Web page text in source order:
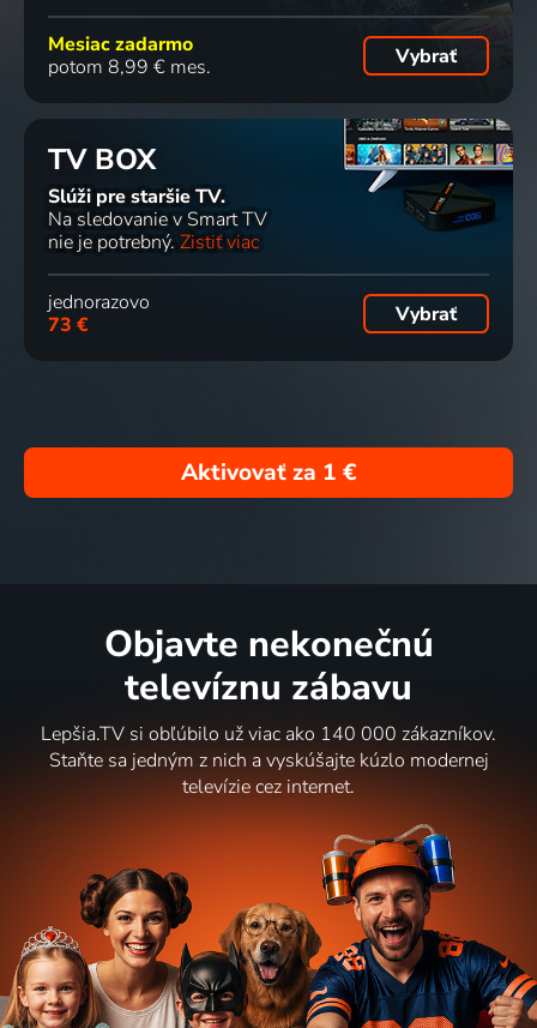
Mesiac zadarmo
potom 8,99 € mes.
Vybrať
TV BOX
Slúži pre staršie TV.
Na sledovanie v Smart TV
nie je potrebný. Zistiť viac
jednorazovo
73 €
Vybrať
Aktivovať za 1 €
Objavte nekonečnú
televíznu zábavu
Lepšia.TV si obľúbilo už viac ako 140 000 zákazníkov.
Staňte sa jedným z nich a vyskúšajte kúzlo modernej
televízie cez internet.